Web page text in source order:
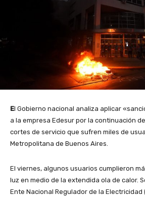
El Gobierno nacional analiza aplicar
a la empresa Edesur por la continuación
cortes de servicio que sufren miles de
Metropolitana de Buenos Aires.
El viernes, algunos usuarios cumplieron
luz en medio de la extendida ola de calor.
Ente Nacional Regulador de la Electricidad